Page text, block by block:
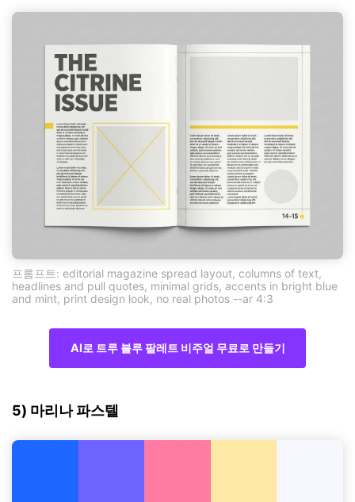
프롬프트: editorial magazine spread layout, columns of text,
headlines and pull quotes, minimal grids, accents in bright blue
and mint, print design look, no real photos --ar 4:3
AI로 트루 블루 팔레트 비주얼 무료로 만들기
5) 마리나 파스텔